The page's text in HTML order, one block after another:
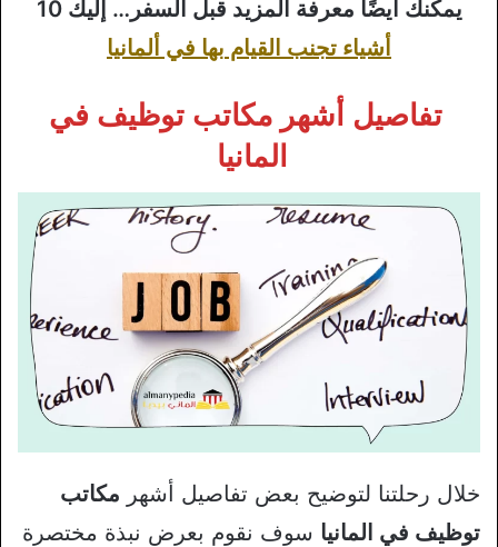
يمكنك أيضًا معرفة المزيد قبل السفر… إليك 10
أشياء تجنب القيام بها في ألمانيا
تفاصيل أشهر مكاتب توظيف في
المانيا
خلال رحلتنا لتوضيح بعض تفاصيل أشهر مكاتب
توظيف في المانيا سوف نقوم بعرض نبذة مختصرة